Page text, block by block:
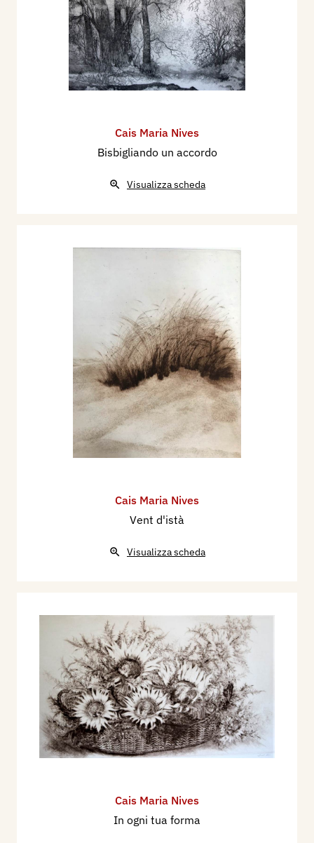
Cais Maria Nives
Bisbigliando un accordo
Visualizza scheda
Cais Maria Nives
Vent d'istà
Visualizza scheda
Cais Maria Nives
In ogni tua forma